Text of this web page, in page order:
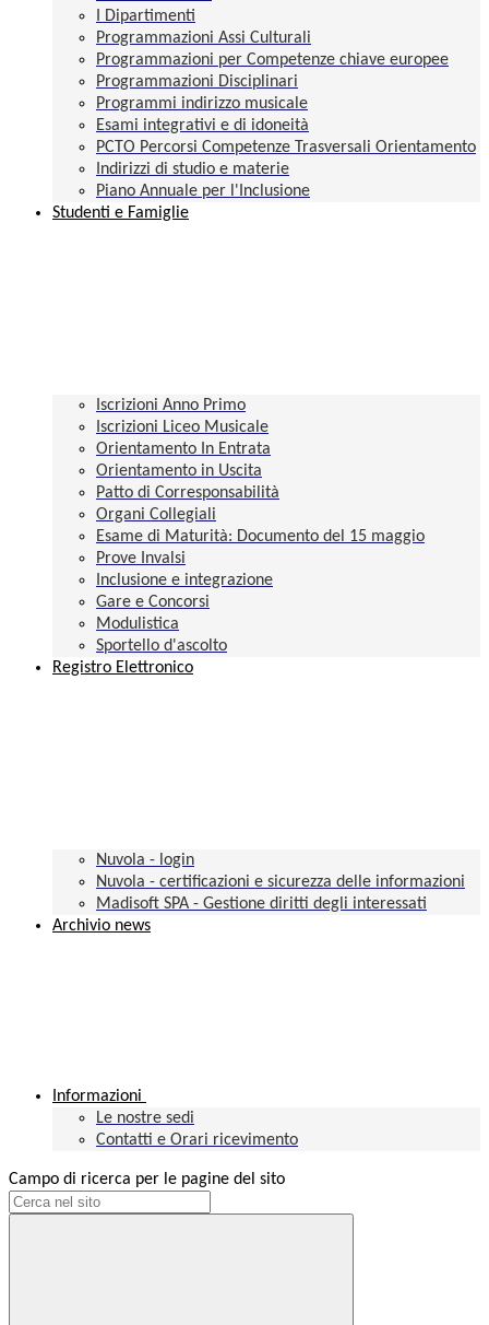
I Dipartimenti
Programmazioni Assi Culturali
Programmazioni per Competenze chiave europee
Programmazioni Disciplinari
Programmi indirizzo musicale
Esami integrativi e di idoneità
PCTO Percorsi Competenze Trasversali Orientamento
Indirizzi di studio e materie
Piano Annuale per l'Inclusione
Studenti e Famiglie
Iscrizioni Anno Primo
Iscrizioni Liceo Musicale
Orientamento In Entrata
Orientamento in Uscita
Patto di Corresponsabilità
Organi Collegiali
Esame di Maturità: Documento del 15 maggio
Prove Invalsi
Inclusione e integrazione
Gare e Concorsi
Modulistica
Sportello d'ascolto
Registro Elettronico
Nuvola - login
Nuvola - certificazioni e sicurezza delle informazioni
Madisoft SPA - Gestione diritti degli interessati
Archivio news
Informazioni
Le nostre sedi
Contatti e Orari ricevimento
Campo di ricerca per le pagine del sito